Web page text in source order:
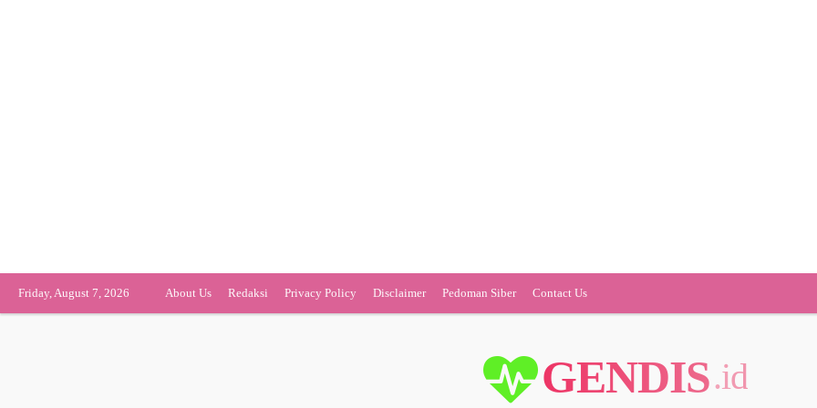
Friday, August 7, 2026 About Us Redaksi Privacy Policy Disclaimer Pedoman Siber Contact Us
GENDIS.id